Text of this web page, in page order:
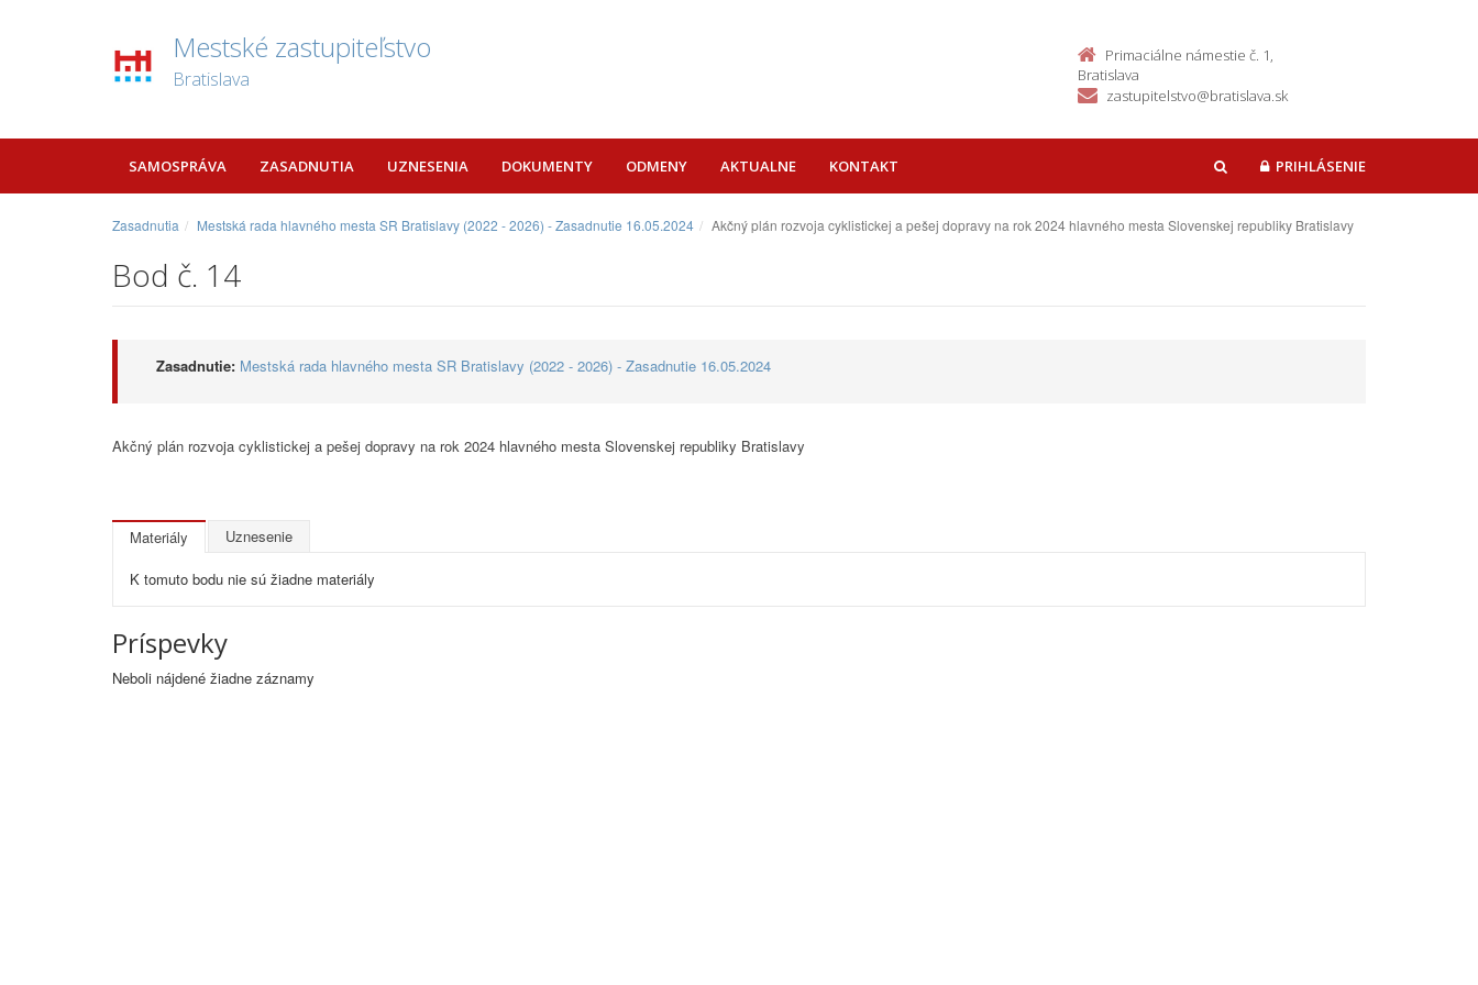
Mestské zastupiteľstvo
Bratislava
Primaciálne námestie č. 1,
Bratislava
zastupitelstvo@bratislava.sk
SAMOSPRÁVA ZASADNUTIA UZNESENIA DOKUMENTY ODMENY AKTUALNE KONTAKT HĽADAŤPRIHLÁSENIE
Zasadnutia Mestská rada hlavného mesta SR Bratislavy (2022 - 2026) - Zasadnutie 16.05.2024 Akčný plán rozvoja cyklistickej a pešej dopravy na rok 2024 hlavného mesta Slovenskej republiky Bratislavy
Bod č. 14
Zasadnutie: Mestská rada hlavného mesta SR Bratislavy (2022 - 2026) - Zasadnutie 16.05.2024
Akčný plán rozvoja cyklistickej a pešej dopravy na rok 2024 hlavného mesta Slovenskej republiky Bratislavy
Materiály Uznesenie
K tomuto bodu nie sú žiadne materiály
Príspevky
Neboli nájdené žiadne záznamy